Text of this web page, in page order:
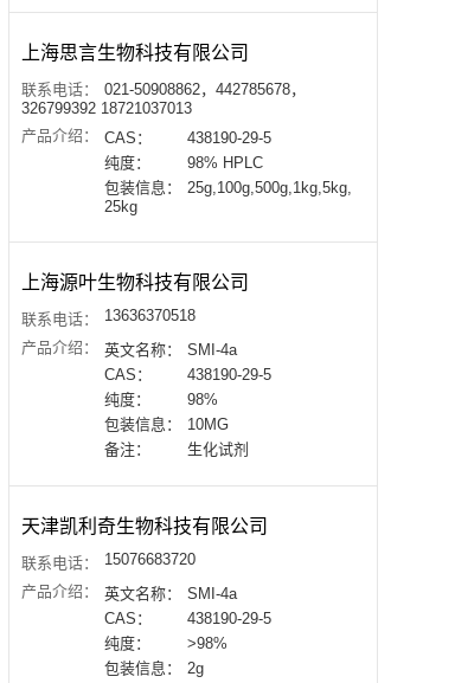
上海思言生物科技有限公司
联系电话：
021-50908862，442785678，
326799392 18721037013
产品介绍：
CAS：
438190-29-5
纯度：
98% HPLC
包装信息：
25g,100g,500g,1kg,5kg,
25kg
上海源叶生物科技有限公司
联系电话：
13636370518
产品介绍：
英文名称：
SMI-4a
CAS：
438190-29-5
纯度：
98%
包装信息：
10MG
备注：
生化试剂
天津凯利奇生物科技有限公司
联系电话：
15076683720
产品介绍：
英文名称：
SMI-4a
CAS：
438190-29-5
纯度：
>98%
包装信息：
2g